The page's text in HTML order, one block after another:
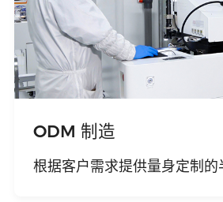
ODM 制造
根据客户需求提供量身定制的